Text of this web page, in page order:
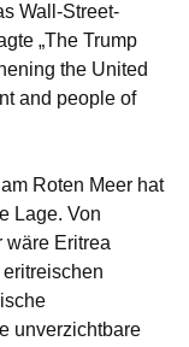
Wall-Street-
„The Trump
the United
and people of
Roten Meer hat
Lage. Von
wäre Eritrea
unverzichtbare